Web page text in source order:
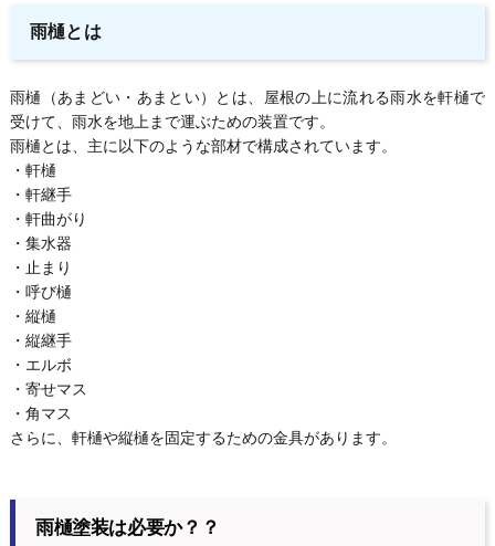
雨樋とは
雨樋（あまどい・あまとい）とは、屋根の上に流れる雨水を軒樋で
受けて、雨水を地上まで運ぶための装置です。
雨樋とは、主に以下のような部材で構成されています。
・軒樋
・軒継手
・軒曲がり
・集水器
・止まり
・呼び樋
・縦樋
・縦継手
・エルボ
・寄せマス
・角マス
さらに、軒樋や縦樋を固定するための金具があります。
雨樋塗装は必要か？？